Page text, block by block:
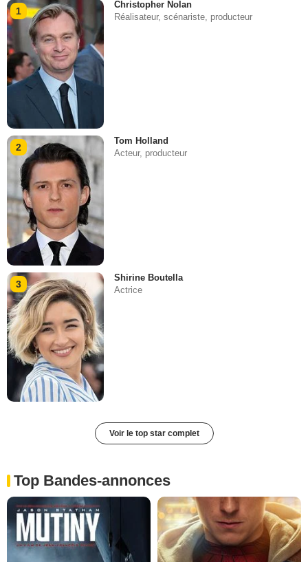
1
Christopher Nolan
Réalisateur, scénariste, producteur
2
Tom Holland
Acteur, producteur
3
Shirine Boutella
Actrice
Voir le top star complet
Top Bandes-annonces